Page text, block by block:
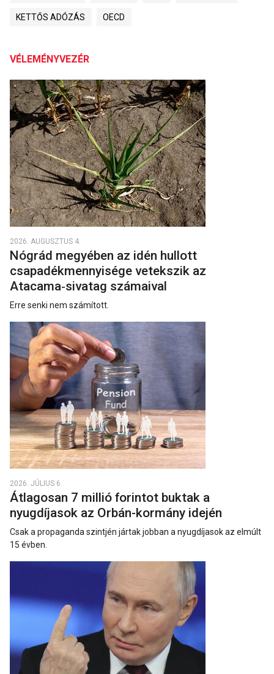
KETTŐS ADÓZÁS OECD
VÉLEMÉNYVEZÉR
2026. AUGUSZTUS 4.
Nógrád megyében az idén hullott
csapadékmennyisége vetekszik az
Atacama‑sivatag számaival
Erre senki nem számított.
2026. JÚLIUS 6.
Átlagosan 7 millió forintot buktak a
nyugdíjasok az Orbán-kormány idején
Csak a propaganda szintjén jártak jobban a nyugdíjasok az elmúlt
15 évben.